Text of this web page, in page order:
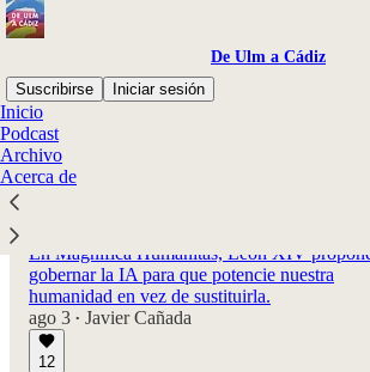
De Ulm a Cádiz
Suscribirse
Iniciar sesión
Inicio
Podcast
Archivo
Acerca de
Último
En Magnifica Humanitas, León XIV propone
gobernar la IA para que potencie nuestra
humanidad en vez de sustituirla.
ago 3 • Javier Cañada
12